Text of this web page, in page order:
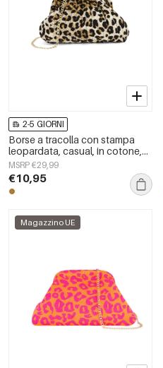
2-5 GIORNI
Borse a tracolla con stampa
leopardata, casual, in cotone,
accessori quotidiani
MSRP €29,99
€10,95
Magazzino UE